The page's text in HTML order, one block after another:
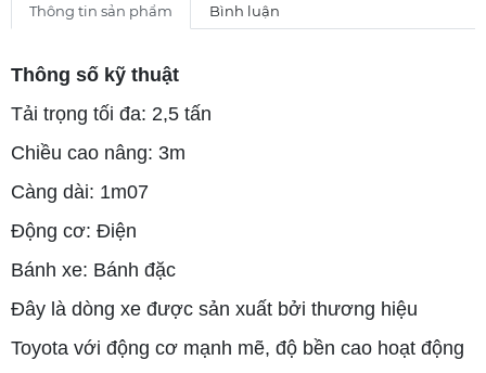
Thông tin sản phẩm Bình luận
Thông số kỹ thuật
Tải trọng tối đa: 2,5 tấn
Chiều cao nâng: 3m
Càng dài: 1m07
Động cơ: Điện
Bánh xe: Bánh đặc
Đây là dòng xe được sản xuất bởi thương hiệu
Toyota với động cơ mạnh mẽ, độ bền cao hoạt động